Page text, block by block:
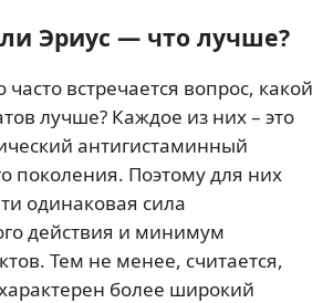
Эриус — что лучше?
часто встречается вопрос, какой
лучше? Каждое из них – это
антигистаминный
поколения. Поэтому для них
одинаковая сила
действия и минимум
Тем не менее, считается,
более широкий